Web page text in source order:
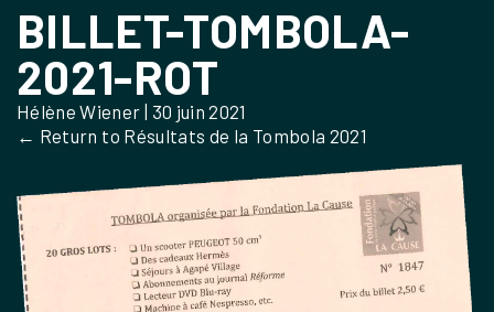
LEGS, LIBÉRALITÉS
BILLET-TOMBOLA-
2021-ROT
Hélène Wiener | 30 juin 2021
← Return to Résultats de la Tombola 2021